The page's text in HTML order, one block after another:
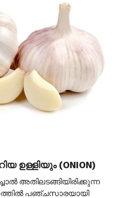
ഉള്ളിയും (ONION)
അതിലടങ്ങിയിരിക്കുന്ന
പഞ്ചസാരയായി